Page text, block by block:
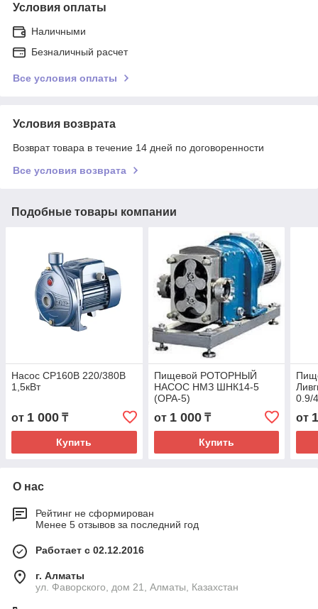
Условия оплаты
Наличными
Безналичный расчет
Все условия оплаты
Условия возврата
Возврат товара в течение 14 дней по договоренности
Все условия возврата
Подобные товары компании
Насос CP160B 220/380В
1,5кВт
от 1 000 ₸
Купить
Пищевой РОТОРНЫЙ
НАСОС НМЗ ШНК14-5
(ОРА-5)
от 1 000₸
Купить
0.9/
от
О нас
Рейтинг не сформирован
Менее 5 отзывов за последний год
Работает с 02.12.2016
г. Алматы
ул. Фаворского, дом 21, Алматы, Казахстан